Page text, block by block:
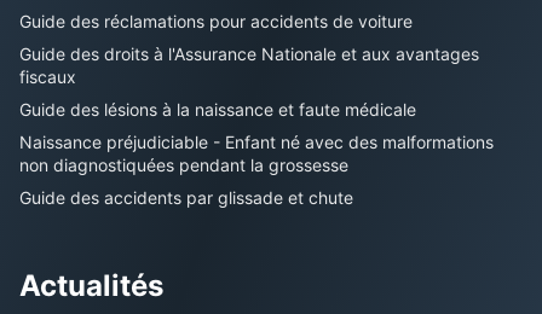
Guide des réclamations pour accidents de voiture
Guide des droits à l'Assurance Nationale et aux avantages
fiscaux
Guide des lésions à la naissance et faute médicale
Naissance préjudiciable - Enfant né avec des malformations
non diagnostiquées pendant la grossesse
Guide des accidents par glissade et chute
Actualités